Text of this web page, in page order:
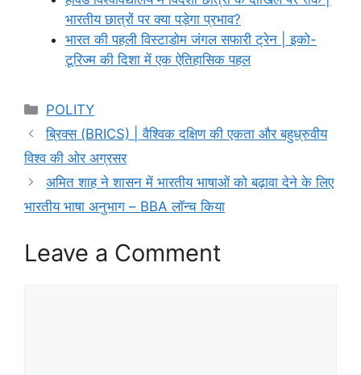
भारतीय छात्रों पर क्या पड़ेगा प्रभाव?
भारत की पहली विस्टाडोम जंगल सफारी ट्रेन | इको-
टूरिज्म की दिशा में एक ऐतिहासिक पहल
Categories
POLITY
ब्रिक्स (BRICS) | वैश्विक दक्षिण की एकता और बहुध्रुवीय
विश्व की ओर अग्रसर
अमित शाह ने शासन में भारतीय भाषाओं को बढ़ावा देने के लिए
भारतीय भाषा अनुभाग – BBA लॉन्च किया
Leave a Comment